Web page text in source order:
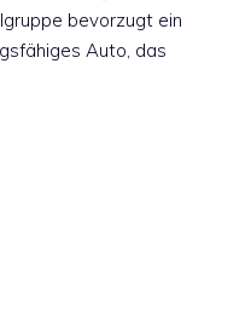
bevorzugt ein
Auto, das